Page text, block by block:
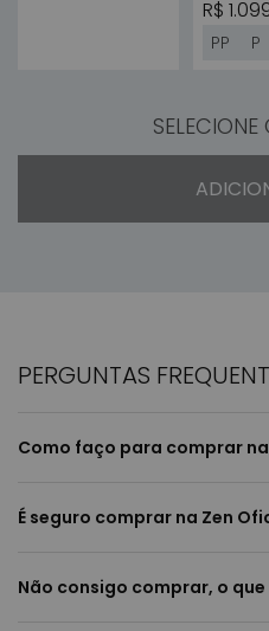
Preço
R$
PP P
PERGUNTAS
Como faço para comprar
É seguro comprar na Zen
Não consigo comprar, o